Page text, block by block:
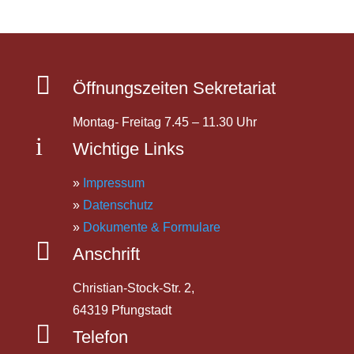
 Öffnungszeiten Sekretariat
Montag- Freitag 7.45 – 11.30 Uhr
i Wichtige Links
» Impressum
» Datenschutz
» Dokumente & Formulare
 Anschrift
Christian-Stock-Str. 2,
64319 Pfungstadt
 Telefon